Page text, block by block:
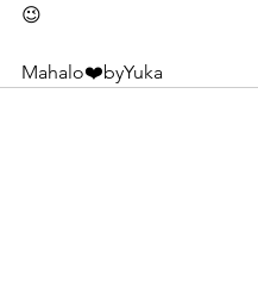
😉
Mahalo❤️byYuka